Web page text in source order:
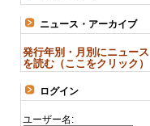
ニュース・アーカイブ
発行年別・月別にニュース
を読む（ここをクリック）
ログイン
ユーザー名: